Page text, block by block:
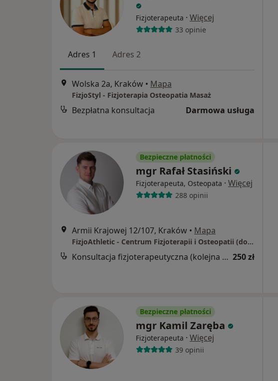
Fizjoterapeuta · Więcej
33 opinie
Adres 1 Adres 2
Wolska 2a, Kraków • Mapa
FizjoStyl - Fizjoterapia Osteopatia Masaż
Bezpłatna konsultacja Darmowa usługa
Bezpieczne płatności
mgr Rafał Stasiński
Fizjoterapeuta, Osteopata · Więcej
288 opinii
Armii Krajowej 12/107, Kraków • Mapa
FizjoAthletic - Centrum Fizjoterapii i Osteopatii (domofon 107, I piętro) , 30-150 Kraków
Konsultacja fizjoterapeutyczna (kolejna wizyta) 250 zł
Bezpieczne płatności
mgr Kamil Zaręba
Fizjoterapeuta · Więcej
39 opinii